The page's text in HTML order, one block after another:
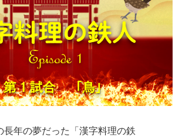
長年の夢だった「漢字料理の鉄